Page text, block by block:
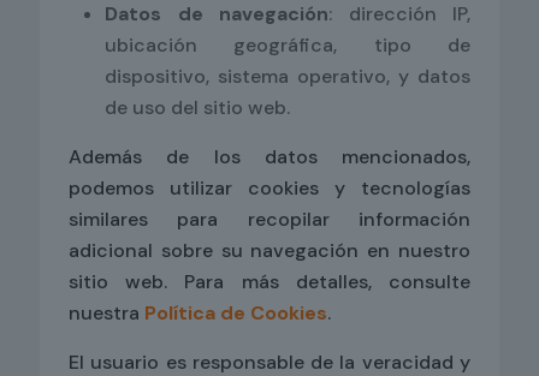
Datos de navegación: dirección IP,
ubicación geográfica, tipo de
dispositivo, sistema operativo, y datos
de uso del sitio web.
Además de los datos mencionados,
podemos utilizar cookies y tecnologías
similares para recopilar información
adicional sobre su navegación en nuestro
sitio web. Para más detalles, consulte
nuestra Política de Cookies.
El usuario es responsable de la veracidad y